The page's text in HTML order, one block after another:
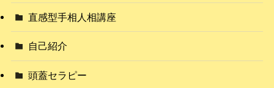
直感型手相人相講座
自己紹介
頭蓋セラピー